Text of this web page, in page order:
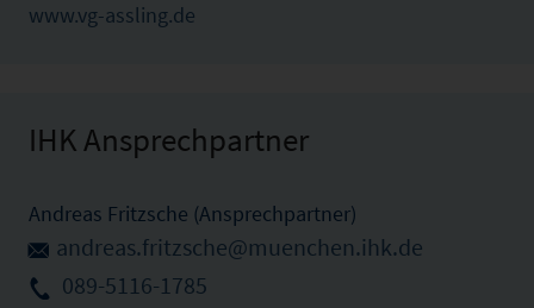
www.vg-assling.de
IHK Ansprechpartner
Andreas Fritzsche (Ansprechpartner)
andreas.fritzsche@muenchen.ihk.de
089-5116-1785